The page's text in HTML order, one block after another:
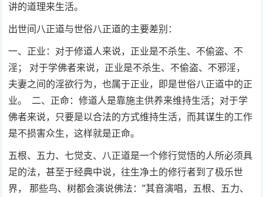
讲的道理来生活。
出世间八正道与世俗八正道的主要差别：
一、正业：对于修道人来说，正业是不杀生、不偷盗、不
淫； 对于学佛者来说，正业是不杀生、不偷盗、不邪淫，
夫妻之间的淫欲行为，也属于正业，即是世俗八正道中的正
业。 二、正命：修道人是靠施主供养来维持生活；对于学
佛者来说，只要是以合法的方式维持生活，而其谋生的工作
是不损害众生，这样就是正命。
五根、五力、七觉支、八正道是一个修行觉悟的人所必须具
足的法，甚至于经典中说，往生净土的修行者到了极乐世
界， 那些鸟、树都会演说佛法：”其音演唱，五根、五力、